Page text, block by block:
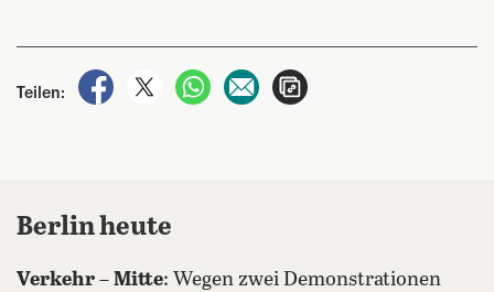
Teilen:
auf Facebook teilen
auf X teilenper WhatsApp teilen
per E-Mail teilen
Berlin heute
Verkehr – Mitte: Wegen zwei Demonstrationen